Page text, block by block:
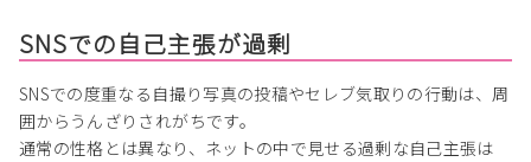
SNSでの自己主張が過剰
SNSでの度重なる自撮り写真の投稿やセレブ気取りの行動は、周
囲からうんざりされがちです。
通常の性格とは異なり、ネットの中で見せる過剰な自己主張は